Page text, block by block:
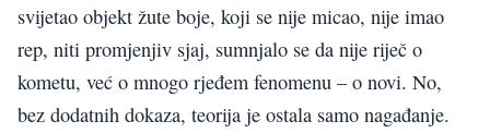
svijetao objekt žute boje, koji se nije micao, nije imao
rep, niti promjenjiv sjaj, sumnjalo se da nije riječ o
kometu, već o mnogo rjeđem fenomenu – o novi. No,
bez dodatnih dokaza, teorija je ostala samo nagađanje.